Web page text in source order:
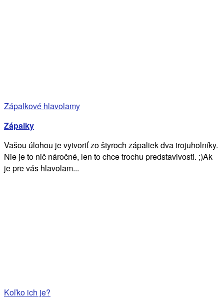
Zápalkové hlavolamy
Zápalky
Vašou úlohou je vytvoriť zo štyroch zápaliek dva trojuholníky.
Nie je to nič náročné, len to chce trochu predstavivosti. ;)Ak
je pre vás hlavolam...
Koľko ich je?